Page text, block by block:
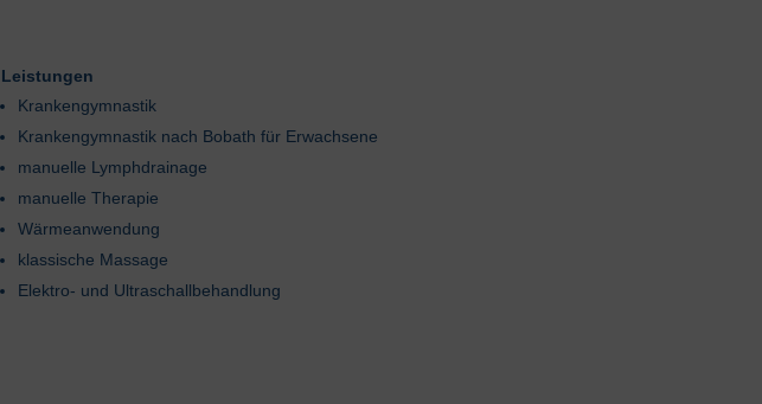
Leistungen
Krankengymnastik
Krankengymnastik nach Bobath für Erwachsene
manuelle Lymphdrainage
manuelle Therapie
Wärmeanwendung
klassische Massage
Elektro- und Ultraschallbehandlung